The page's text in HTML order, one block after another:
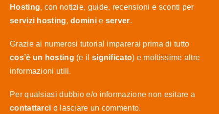
Hosting, con notizie, guide, recensioni e sconti per
servizi hosting,dominie server.
Grazie ai numerosi tutorial imparerai prima di tutto
cos’è un hosting (e il significato) e moltissime altre
informazioni utili.
Per qualsiasi dubbio e/o informazione non esitare a
contattarci o lasciare un commento.